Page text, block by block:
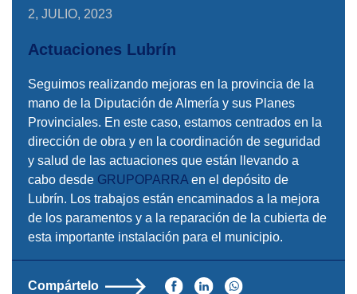
2, JULIO, 2023
Actuaciones Lubrín
Seguimos realizando mejoras en la provincia de la
mano de la Diputación de Almería y sus Planes
Provinciales. En este caso, estamos centrados en la
dirección de obra y en la coordinación de seguridad
y salud de las actuaciones que están llevando a
cabo desde GRUPOPARRA en el depósito de
Lubrín. Los trabajos están encaminados a la mejora
de los paramentos y a la reparación de la cubierta de
esta importante instalación para el municipio.
Compártelo